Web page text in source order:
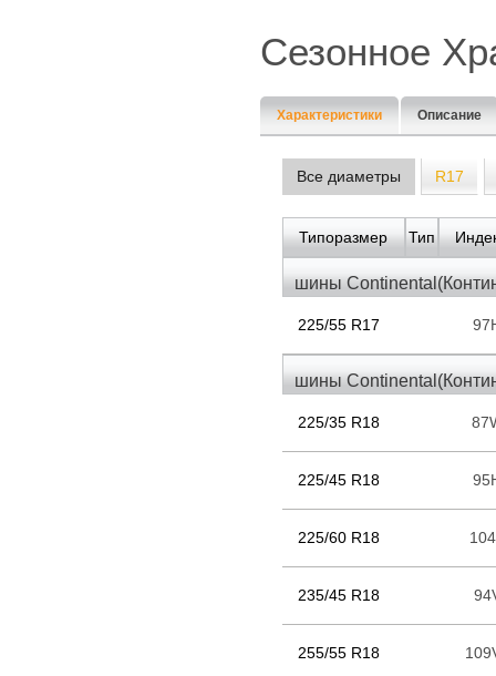
Сезонное
Характеристики Описание
Все диаметры R17
Типоразмер Тип
шины
225/55 R17
шины
225/35 R18
225/45 R18
225/60 R18
235/45 R18
255/55 R18